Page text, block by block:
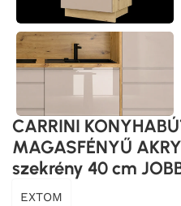
CARRINI
MAGASFÉNYŰ
szekrény 40 cm
EXTOM